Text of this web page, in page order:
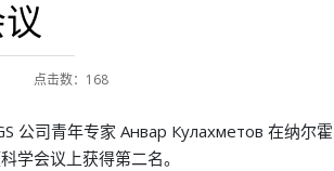
点击数：168
司青年专家 Анвар Кулахметов 在纳尔霍
学会议上获得第二名。